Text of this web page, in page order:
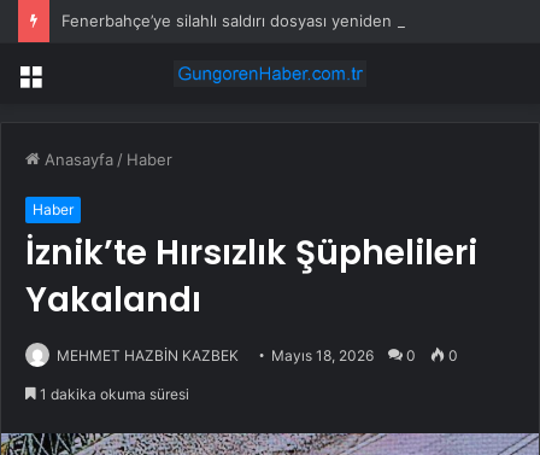
Fenerbahçe’ye silahlı saldırı dosyası yeniden incelenecek
Menü
Anasayfa / Haber
Haber
İznik’te Hırsızlık Şüphelileri
Yakalandı
MEHMET HAZBİN KAZBEK Mayıs 18, 2026 0 0
1 dakika okuma süresi